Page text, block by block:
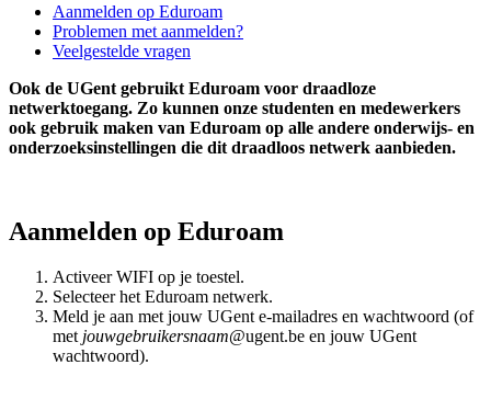
Aanmelden op Eduroam
Problemen met aanmelden?
Veelgestelde vragen
Ook de UGent gebruikt Eduroam voor draadloze
netwerktoegang. Zo kunnen onze studenten en medewerkers
ook gebruik maken van Eduroam op alle andere onderwijs- en
onderzoeksinstellingen die dit draadloos netwerk aanbieden.
Aanmelden op Eduroam
Activeer WIFI op je toestel.
Selecteer het Eduroam netwerk.
Meld je aan met jouw UGent e-mailadres en wachtwoord (of
met jouwgebruikersnaam@ugent.be en jouw UGent
wachtwoord).